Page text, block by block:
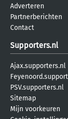
Adverteren
Partnerberichten
Contact
Supporters.nl
Ajax.supporters.nl
PSV.supporters.nl
Sitemap
Mijn voorkeuren